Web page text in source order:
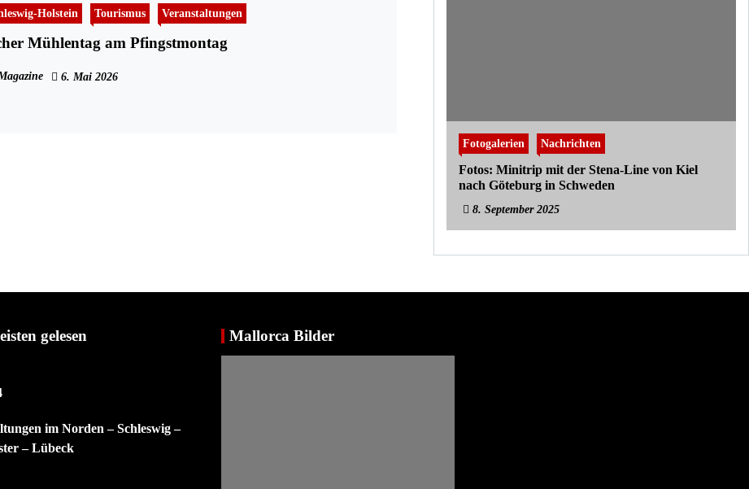
Holstein Tourismus Veranstaltungen
Mühlentag am Pfingstmontag
6. Mai 2026
Fotogalerien Nachrichten
Fotos: Minitrip mit der Stena-Line von Kiel
nach Göteburg in Schweden
8. September 2025
gelesen
im Norden – Schleswig –
– Lübeck
Mallorca Bilder